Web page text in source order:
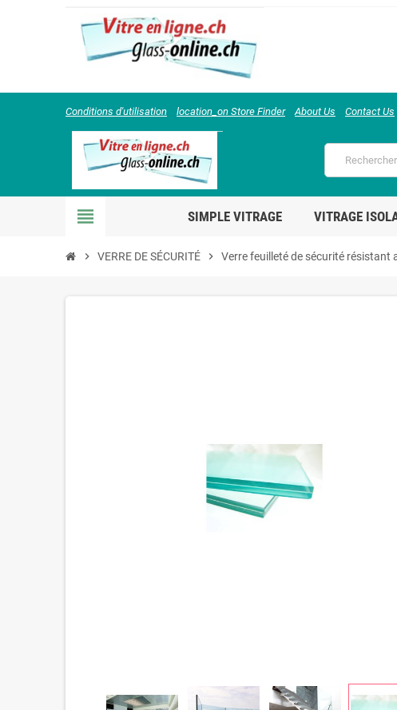
Conditions d'utilisation location_on Store Finder About Us Contact Us
view_headline SIMPLE VITRAGE VITRAGE
chevron_right VERRE DE SÉCURITÉ chevron_right Verre feuilleté de sécurité résistant